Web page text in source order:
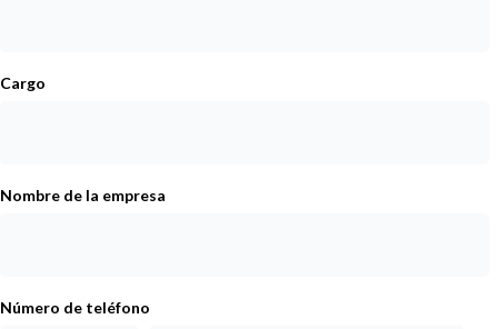
Cargo
Nombre de la empresa
Número de teléfono